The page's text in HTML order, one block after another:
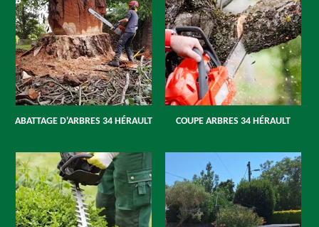
ABATTAGE D'ARBRES 34 HÉRAULT COUPE ARBRES 34 HÉRAULT